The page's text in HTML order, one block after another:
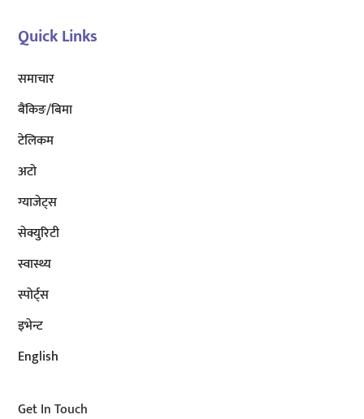
Quick Links
समाचार
बैंकिङ/बिमा
टेलिकम
अटाे
ग्याजेट्स
सेक्युरिटी
स्वास्थ्य
स्पोर्ट्स
इभेन्ट
English
Get In Touch